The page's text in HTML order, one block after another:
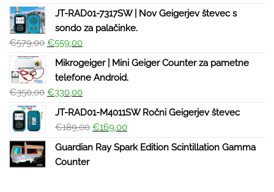
JT-RAD01-7317SW | Nov Geigerjev števec s
sondo za palačinke.
€579,00 €559,00
Mikrogeiger | Mini Geiger Counter za pametne
telefone Android.
€350,00 €330,00
JT-RAD01-M4011SW Ročni Geigerjev števec
€189,00 €169,00
Guardian Ray Spark Edition Scintillation Gamma
Counter